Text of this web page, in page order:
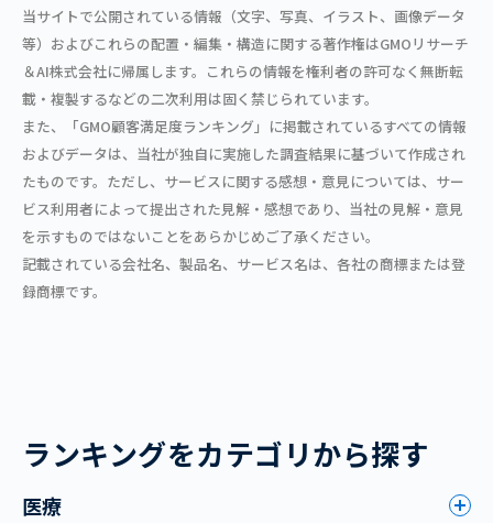
当サイトで公開されている情報（文字、写真、イラスト、画像データ
等）およびこれらの配置・編集・構造に関する著作権はGMOリサーチ
＆AI株式会社に帰属します。これらの情報を権利者の許可なく無断転
載・複製するなどの二次利用は固く禁じられています。
また、「GMO顧客満足度ランキング」に掲載されているすべての情報
およびデータは、当社が独自に実施した調査結果に基づいて作成され
たものです。ただし、サービスに関する感想・意見については、サー
ビス利用者によって提出された見解・感想であり、当社の見解・意見
を示すものではないことをあらかじめご了承ください。
記載されている会社名、製品名、サービス名は、各社の商標または登
録商標です。
ランキングをカテゴリから探す
医療